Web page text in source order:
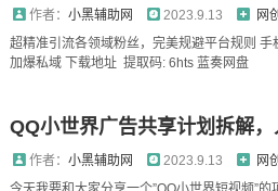
作者： 小黑辅助网 2023.9.13
网
超精准引流各领域粉丝，完美规避平台规则 手
加爆私域 下载地址 提取码: 6hts 蓝奏网盘
作者： 小黑辅助网 2023.9.13
网